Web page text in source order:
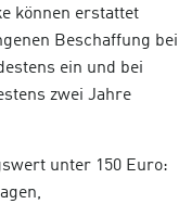
können erstattet
Beschaffung bei
ein und bei
zwei Jahre
unter 150 Euro: